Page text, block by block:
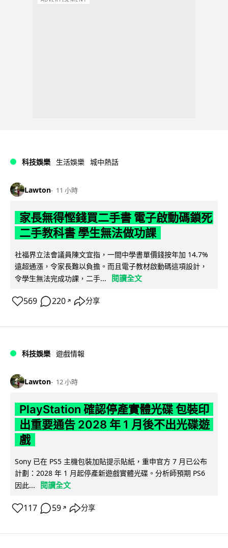
科技娛樂 生活娛樂 城中熱話
Lawton 11 小時
家長無得慳錢買二手書 電子啟動碼鎖死
二手教科書 學生無法做功課
社福界立法會議員陳文宜指，一間中學書單價錢按年加 14.7%
遠超通漲，令家長難以負擔。而且電子教材啟動碼這項設計，
令學生無法完成功課，二手...
閱讀全文
569 220 ↗ 分享
科技娛樂 遊戲情報
Lawton 12 小時
PlayStation 確認停產實體光碟 包裝印
出重要通告 2028 年 1 月後不出光碟遊
戲
Sony 已在 PS5 主機包裝加貼提示貼紙，重申官方 7 月已公布
計劃：2028 年 1 月起停產新遊戲實體光碟。分析師預期 PS6
因此...
閱讀全文
117 59 ↗ 分享